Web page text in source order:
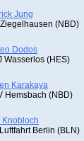
Jung
(NBD)
Dodos
Wasserlos (HES)
Karakaya
Hemsbach (NBD)
Knobloch
Berlin (BLN)